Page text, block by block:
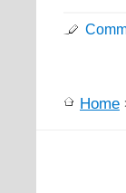
Home